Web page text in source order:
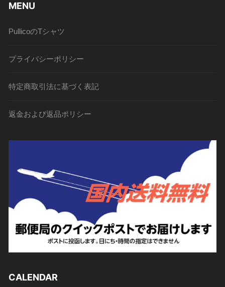
MENU
PullicoのTシャツ
プライバシーポリシー
特定商取引法に基づく表記
返金および返品ポリシー
CALENDAR